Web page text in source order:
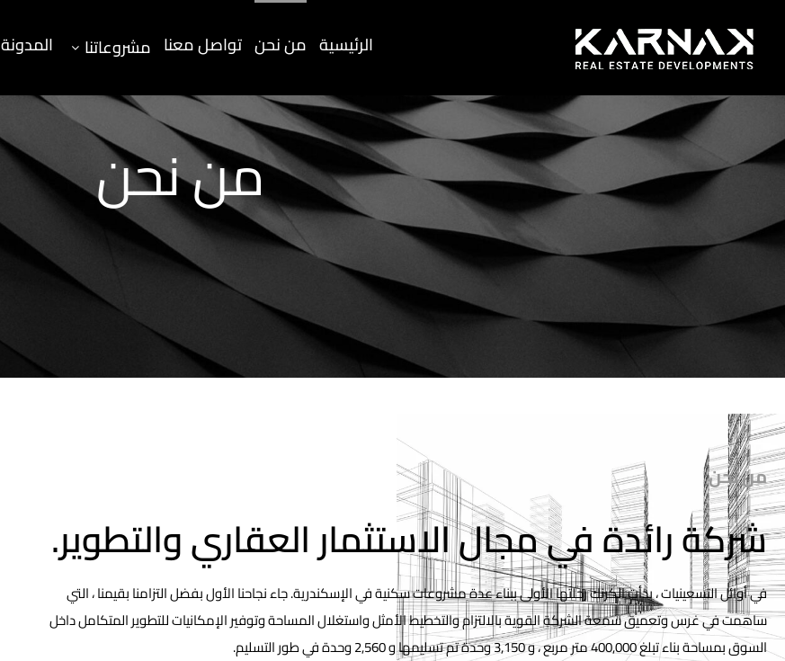
الرئيسية من نحن تواصل معنا مشروعاتنا المدونة
من نحن
من نحن
شركة رائدة في مجال الاستثمار العقاري والتطوير.
في أوائل التسعينيات ، بدأت الكرنك رحلتها الأولى ببناء عدة مشروعات سكنية في الإسكندرية. جاء نجاحنا الأول بفضل التزامنا بقيمنا ، التي
ساهمت في غرس وتعميق سمعة الشركة القوية بالالتزام والتخطيط الأمثل واستغلال المساحة وتوفير الإمكانيات للتطوير المتكامل داخل
السوق بمساحة بناء تبلغ 400,000 متر مربع ، و 3,150 وحدة تم تسليمها و 2,560 وحدة في طور التسليم.